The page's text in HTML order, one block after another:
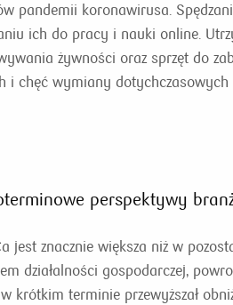
pandemii koronawirusa.
ich do pracy i nauki online.
żywności oraz sprzęt do
i chęć wymiany
perspektywy
jest znacznie większa niż w
działalności gospodarczej,
krótkim terminie przewyższał